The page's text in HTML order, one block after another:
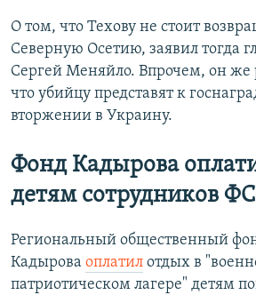
О том, что Техову не стоит
Северную Осетию, заявил тогда
Сергей Меняйло. Впрочем, он же
что убийцу представят к
вторжении в Украину.
Фонд Кадырова
детям сотрудников
Региональный общественный
Кадырова оплатил отдых в
патриотическом лагере" детям